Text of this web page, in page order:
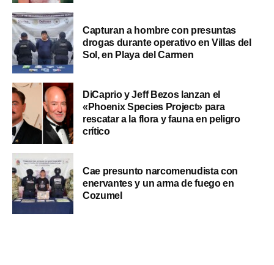
Capturan a hombre con presuntas
drogas durante operativo en Villas del
Sol, en Playa del Carmen
DiCaprio y Jeff Bezos lanzan el
«Phoenix Species Project» para
rescatar a la flora y fauna en peligro
crítico
Cae presunto narcomenudista con
enervantes y un arma de fuego en
Cozumel